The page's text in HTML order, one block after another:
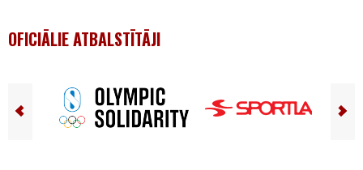
OFICIĀLIE ATBALSTĪTĀJI